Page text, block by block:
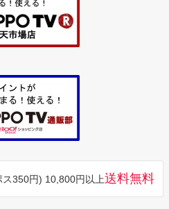
350円) 10,800円以上送料無料